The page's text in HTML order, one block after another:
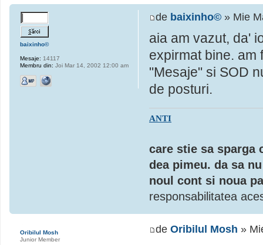
de baixinho© » Mie
aia am vazut, da'
expirmat bine. am
"Mesaje" si SOD
de posturi.
ANTI
care stie sa sparga
dea pimeu. da sa
noul cont si noua
responsabilitatea
baixinho©
Mesaje: 14117
Membru din: Joi Mar 14, 2002 12:00 am
de Oribilul Mosh »
Oribilul Mosh
Junior Member